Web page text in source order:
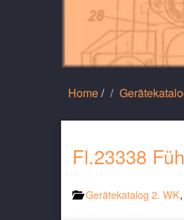
Home/
Fl.23338
Gerätekatalog 2. WK,